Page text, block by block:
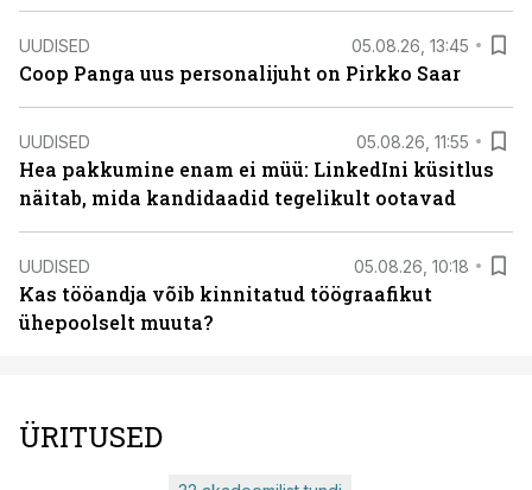
UUDISED 05.08.26, 13:45
Coop Panga uus personalijuht on Pirkko Saar
UUDISED 05.08.26, 11:55
Hea pakkumine enam ei müü: LinkedIni küsitlus
näitab, mida kandidaadid tegelikult ootavad
UUDISED 05.08.26, 10:18
Kas tööandja võib kinnitatud töögraafikut
ühepoolselt muuta?
ÜRITUSED